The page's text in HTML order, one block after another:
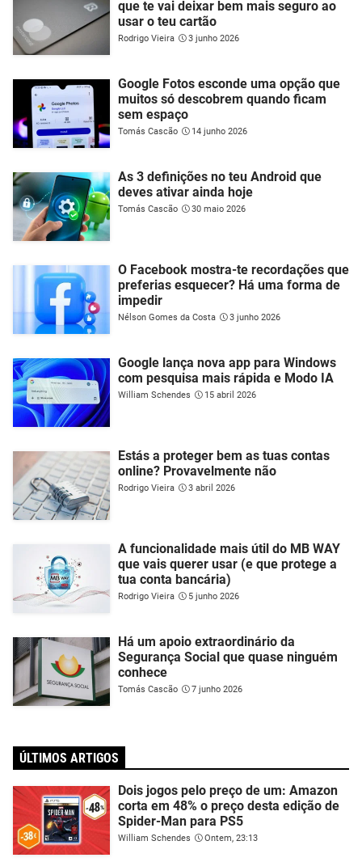
que te vai deixar bem mais seguro ao
usar o teu cartão
Rodrigo Vieira 3 junho 2026
Google Fotos esconde uma opção que
muitos só descobrem quando ficam
sem espaço
Tomás Cascão 14 junho 2026
As 3 definições no teu Android que
deves ativar ainda hoje
Tomás Cascão 30 maio 2026
O Facebook mostra-te recordações que
preferias esquecer? Há uma forma de
impedir
Nélson Gomes da Costa 3 junho 2026
Google lança nova app para Windows
com pesquisa mais rápida e Modo IA
William Schendes 15 abril 2026
Estás a proteger bem as tuas contas
online? Provavelmente não
Rodrigo Vieira 3 abril 2026
A funcionalidade mais útil do MB WAY
que vais querer usar (e que protege a
tua conta bancária)
Rodrigo Vieira 5 junho 2026
Há um apoio extraordinário da
Segurança Social que quase ninguém
conhece
Tomás Cascão 7 junho 2026
ÚLTIMOS ARTIGOS
Dois jogos pelo preço de um: Amazon
corta em 48% o preço desta edição de
Spider-Man para PS5
William Schendes Ontem, 23:13